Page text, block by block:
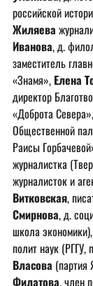
российской
Жиляева
Иванова, д.
заместитель
«Знамя», Елена
директор
«Доброта
Общественной
Раисы
журналистка
журналисток и
Витковская,
Смирнова, д.
школа экономики),
полит наук
Власова
Филатова, член